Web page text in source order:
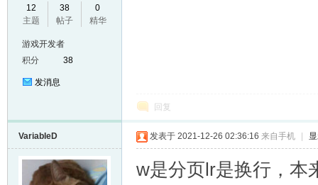
12
主题
38
帖子
0
精华
游戏开发者
积分
38
发消息
回复
VariableD 发表于 2021-12-26 02:36:16 来自手机
w是分页lr是换行，本